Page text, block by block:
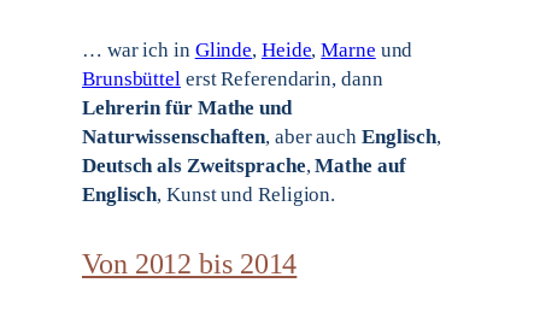
… war ich in Glinde, Heide,Marne und
Brunsbüttelerst Referendarin, dann
Lehrerin für Mathe und
Naturwissenschaften, aber auch Englisch,
Deutsch als Zweitsprache,Mathe auf
Englisch, Kunst und Religion.
Von 2012 bis 2014